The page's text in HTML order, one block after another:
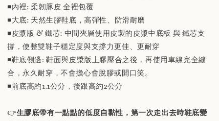
◾️內裡: 柔韌豚皮 全裡包覆
◾️大底: 天然生膠鞋底，高彈性、防滑耐磨
◾️皮漿版 & 鐵芯: 中間夾層使用皮製的皮漿中底板 與 鐵芯支
撐，使整雙鞋子穩定度與支撐力更佳、更耐穿
◾️鞋底側邊: 鞋面與皮漿版上膠壓合之後，再使用車線完全縫
合，永久耐穿，不會擔心會脫膠或開口笑。
◾️前底高約1.1公分，後跟高約2公分
👉生膠底帶有一點點的低度自黏性，第一次走出去時鞋底變